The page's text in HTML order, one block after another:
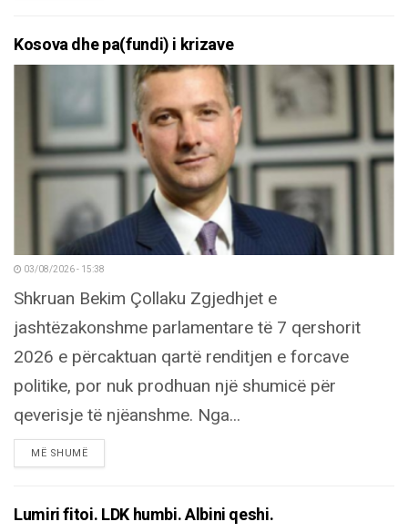
Kosova dhe pa(fundi) i krizave
03/08/2026 - 15:38
Shkruan Bekim Çollaku Zgjedhjet e
jashtëzakonshme parlamentare të 7 qershorit
2026 e përcaktuan qartë renditjen e forcave
politike, por nuk prodhuan një shumicë për
qeverisje të njëanshme. Nga...
MË SHUMËDETAILS
Lumiri fitoi. LDK humbi. Albini qeshi.